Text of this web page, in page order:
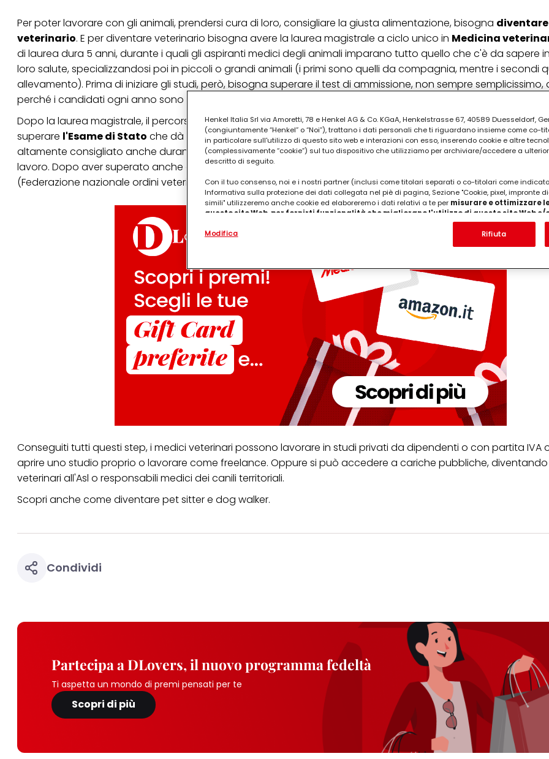
PUBBLICITA'
Per poterlavorare con gli animali, prendersi cura di loro, consigliare la giusta alimentazione, bisogna
veterinario. E per diventare veterinario bisogna avere la laurea magistrale a ciclo unico in Medicina
di laurea dura 5 anni, durante i quali gli aspiranti medici degli animali imparano tutto quello che c'è da sapere
loro salute, specializzandosi poi in piccoli o grandi animali (i primi sono quelli da compagnia, mentre i secondi
allevamento). Prima di iniziare gli studi, però, bisogna superare il test di ammissione, non sempre semplicissimo,
perché i candidati ogni anno sono davvero molti.
Dopo la laurea magistrale, il percorso non finisce qui: non si può subito lavorare come medico veterinario, ma
superare l'Esame di Stato che dà l'abilitazione alla pratica della professione. Il praticantato non è
altamente consigliato anche durante gli anni di studi universitari, per are pratica e capire in cosa consiste
lavoro. Dopo aver superato anche questo scoglio, è obbligatoria
(Federazione nazionale ordini veterinari italiani).
Conseguiti tutti questi step, i medici veterinari possono lavorare in studi privati da dipendenti o con partita IVA
aprire uno studio proprio o lavorare come freelance. Oppure si può accedere a cariche pubbliche,
veterinari all'Asl o responsabili medici dei canili territoriali.
Scopri anche come diventare pet sittere dog walker.
Condividi
Partecipa a DLovers, il nuovo programma fedeltà
Ti aspetta un mondo di premi pensati per te
Scopri di più
Henkel Italia Srl via Amoretti, 78 e Henkel AG & Co. KGaA, Henkelstrasse 67, 40589 Duesseldorf,
(congiuntamente “Henkel” o “Noi”), trattano i dati personali che ti riguardano insieme come co-
in particolare sull'utilizzo di questo sito web e interazioni con esso, inserendo cookie e altre
(complessivamente “cookie”) sul tuo dispositivo che utilizziamo per archiviare/accedere a
descritto di seguito.
Con il tuo consenso, noi e i nostri partner (inclusi come titolari separati o co-titolari come
Informativa sulla protezione dei dati collegata nel piè di pagina, Sezione "Cookie, pixel, impronte
simili" utilizzeremo anche cookie ed elaboreremo i dati relativi a te per misurare e ottimizzare
questo sito Web, per fornirti funzionalità che migliorano l'utilizzo di questo sito Web e/
. Analizzeremo il tuo utilizzo di questo sito Web e le tue interazioni commerciali
(rispettivamente dell'azienda per cui lavori) per) e su tale base tracciare i tuoi acquisti dei nostri
terzi, conservare le nostre informazioni sulle entità commerciali e creare profili individuali su di te
identificati) su questo sito web e altri media (di terzi) tramite i dispositivi assegnati a te o alla tua
misurare e ottimizzare il successo delle campagne pubblicitarie.
Puoi trovare maggiori informazioni sul trattamento dei tuoi dati nella nostra Informativa sulla
collegata nel piè di pagina (Sezione "Cookie, Pixel, Impronte digitali e tecnologie simili"). Puoi
qualsiasi momento con effetto per il futuro disabilitando i cookie sul nostro sito web nella sezione
collegata nel piè di pagina. Per ulteriori informazioni sui cookie utilizzati su questo sito Web, in
periodo di conservazione, consultare le informazioni dettagliate su ciascun cookie disponibili
"modifica" di seguito".
Se fai clic su "Modifica" potrai trovare maggiori informazioni sul trattamento dei tuoi dati / sull'uso
per uno o più degli scopi sopra menzionati. Cliccando su "Accetta tutto", acconsenti all'uso dei
tuoi dati personali per tutte le finalità sopra indicate. Se fai clic su "Rifiuta", verranno utilizzati solo i
necessari per fornirti questo sito web.
Modifica Rifiuta